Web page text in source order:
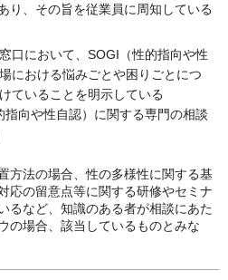
り、その旨を従業員に周知している
口において、SOGI（性的指向や性
における悩みごとや困りごとにつ
ていることを明示している
指向や性自認）に関する専門の相談
方法の場合、性の多様性に関する基
応の留意点等に関する研修やセミナ
るなど、知識のある者が相談にあた
の場合、該当しているものとみな